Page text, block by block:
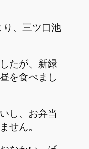
り、三ツ口池
たが、新緑
を食べまし
し、お弁当
せん。